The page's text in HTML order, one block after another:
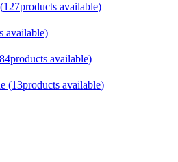
(127products available)
available)
84products available)
(13products available)